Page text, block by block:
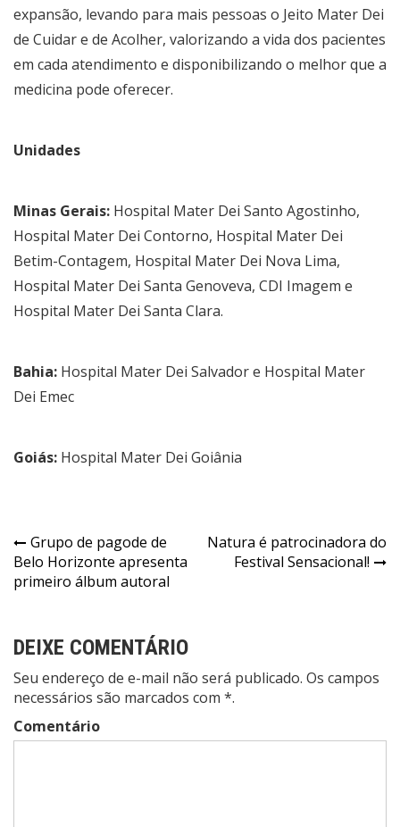
expansão, levando para mais pessoas o Jeito Mater Dei
de Cuidar e de Acolher, valorizando a vida dos pacientes
em cada atendimento e disponibilizando o melhor que a
medicina pode oferecer.
Unidades
Minas Gerais: Hospital Mater Dei Santo Agostinho,
Hospital Mater Dei Contorno, Hospital Mater Dei
Betim-Contagem, Hospital Mater Dei Nova Lima,
Hospital Mater Dei Santa Genoveva, CDI Imagem e
Hospital Mater Dei Santa Clara.
Bahia: Hospital Mater Dei Salvador e Hospital Mater
Dei Emec
Goiás: Hospital Mater Dei Goiânia
Navegação
de
Grupo de pagode de
Belo Horizonte apresenta
primeiro álbum autoral
Natura é patrocinadora do
Festival Sensacional!
DEIXE COMENTÁRIO
Seu endereço de e-mail não será publicado. Os campos
necessários são marcados com *.
Comentário